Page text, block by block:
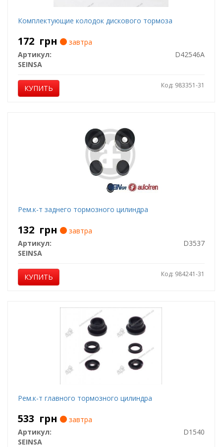
Комплектующие колодок дискового тормоза
172 грн
завтра
Артикул:
D42546A
SEINSA
КУПИТЬ Код: 983351-31
Рем.к-т заднего тормозного цилиндра
132 грн
завтра
Артикул:
D3537
SEINSA
КУПИТЬ Код: 984241-31
Рем.к-т главного тормозного цилиндра
533 грн
завтра
Артикул:
D1540
SEINSA